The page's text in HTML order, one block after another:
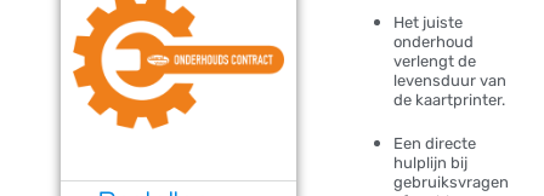
Het juiste
onderhoud
verlengt de
levensduur van
de kaartprinter.
Een directe
hulplijn bij
gebruiksvragen